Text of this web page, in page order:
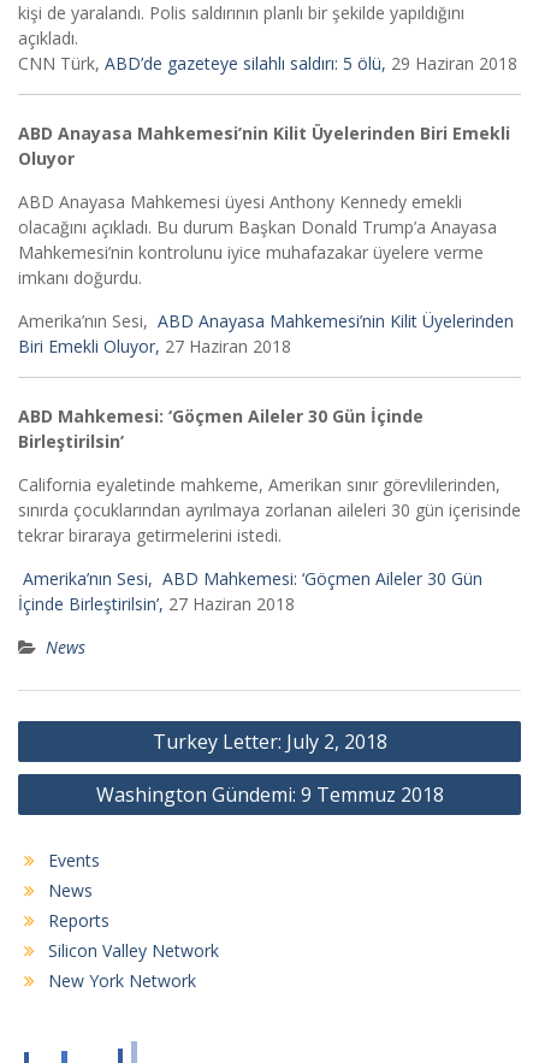
kişi de yaralandı. Polis saldırının planlı bir şekilde yapıldığını
açıkladı.
CNN Türk, ABD’de gazeteye silahlı saldırı: 5 ölü, 29 Haziran 2018
ABD Anayasa Mahkemesi’nin Kilit Üyelerinden Biri Emekli
Oluyor
ABD Anayasa Mahkemesi üyesi Anthony Kennedy emekli
olacağını açıkladı. Bu durum Başkan Donald Trump’a Anayasa
Mahkemesi’nin kontrolunu iyice muhafazakar üyelere verme
imkanı doğurdu.
Amerika’nın Sesi, ABD Anayasa Mahkemesi’nin Kilit Üyelerinden
Biri Emekli Oluyor, 27 Haziran 2018
ABD Mahkemesi: ‘Göçmen Aileler 30 Gün İçinde
Birleştirilsin’
California eyaletinde mahkeme, Amerikan sınır görevlilerinden,
sınırda çocuklarından ayrılmaya zorlanan aileleri 30 gün içerisinde
tekrar biraraya getirmelerini istedi.
Amerika’nın Sesi, ABD Mahkemesi: ‘Göçmen Aileler 30 Gün
İçinde Birleştirilsin’, 27 Haziran 2018
News
Post
navigation
Turkey Letter: July 2, 2018
Washington Gündemi: 9 Temmuz 2018
Events
News
Reports
Silicon Valley Network
New York Network